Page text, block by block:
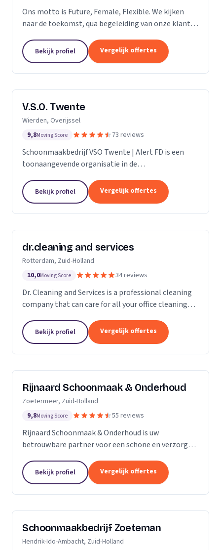
Ons motto is Future, Female, Flexible. We kijken
naar de toekomst, qua begeleiding van onze klanten
vrouwelijke ondernemers behandelen wij ons
personeel...
Bekijk profiel Vergelijk offertes
V.S.O. Twente
Wierden, Overijssel
9,8Moving Score 73 reviews
Schoonmaakbedrijf VSO Twente | Alert FD is een
toonaangevende organisatie in de
technieken en moderne machines, onderscheiden
we ons door het leveren van...
Bekijk profiel Vergelijk offertes
dr.cleaning and services
Rotterdam, Zuid-Holland
10,0Moving Score 34 reviews
Dr. Cleaning and Services is a professional cleaning
company that can care for all your office cleaning
general cleaning to deep cleaning, so you can...
Bekijk profiel Vergelijk offertes
Rijnaard Schoonmaak & Onderhoud
Zoetermeer, Zuid-Holland
9,8Moving Score 55 reviews
Rijnaard Schoonmaak & Onderhoud is uw
betrouwbare partner voor een schone en verzorgde
goed georganiseerd schoonmaakbedrijf uit
Zoetermeer, bieden wij...
Bekijk profiel Vergelijk offertes
Schoonmaakbedrijf Zoeteman
Hendrik-Ido-Ambacht, Zuid-Holland